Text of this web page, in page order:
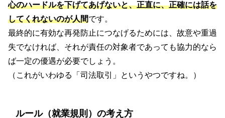
心のハードルを下げてあげないと、正直に、正確には話を
してくれないのが人間です。
最終的に有効な再発防止につなげるためには、故意や重過
失でなければ、それが責任の対象者であっても協力的なら
ば一定の優遇が必要でしょう。
（これがいわゆる「司法取引」というやつですね。）
ルール（就業規則）の考え方